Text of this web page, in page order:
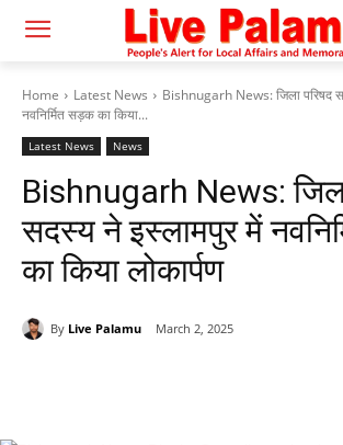
Home Latest News
Bishnugarh News: जिला परिषद
नवनिर्मित सड़क का किया...
Latest News News
Bishnugarh News:
सदस्य ने इस्लामपुर में
का किया लोकार्पण
By Live Palamu March 2, 2025